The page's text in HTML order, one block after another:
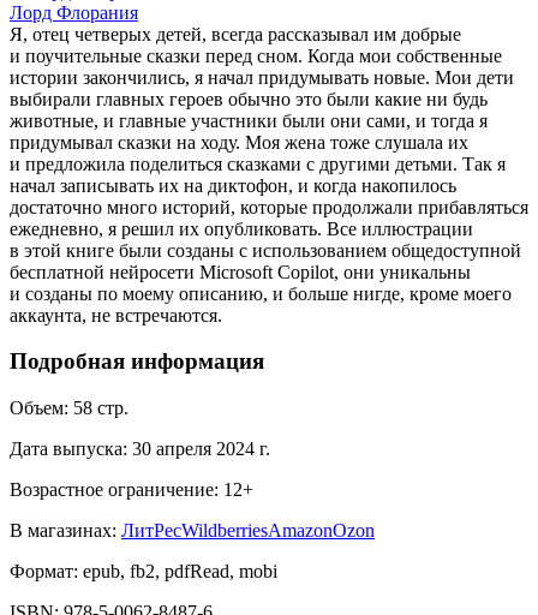
Лорд Флорания
Я, отец четверых детей, всегда рассказывал им добрые
и поучительные сказки перед сном. Когда мои собственные
истории закончились, я начал придумывать новые. Мои дети
выбирали главных героев обычно это были какие ни будь
животные, и главные участники были они сами, и тогда я
придумывал сказки на ходу. Моя жена тоже слушала их
и предложила поделиться сказками с другими детьми. Так я
начал записывать их на диктофон, и когда накопилось
достаточно много историй, которые продолжали прибавляться
ежедневно, я решил их опубликовать. Все иллюстрации
в этой книге были созданы с использованием общедоступной
бесплатной нейросети Microsoft Copilot, они уникальны
и созданы по моему описанию, и больше нигде, кроме моего
аккаунта, не встречаются.
Подробная информация
Объем: 58 стр.
Дата выпуска: 30 апреля 2024 г.
Возрастное ограничение: 12+
В магазинах: ЛитРесWildberriesAmazonOzon
Формат: epub, fb2, pdfRead, mobi